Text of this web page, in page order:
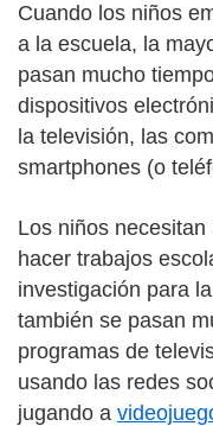
Cuando los niños
a la escuela, la
pasan mucho
dispositivos
la televisión, las
smartphones (o
Los niños
hacer trabajos
investigación para
también se pasan
programas de
usando las redes
jugando a